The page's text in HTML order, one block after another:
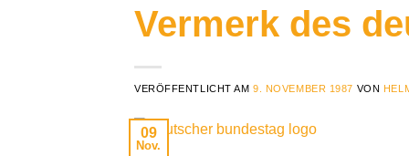
Vermerk des
VERÖFFENTLICHT AM9. NOVEMBER 1987 VON
09
Nov.